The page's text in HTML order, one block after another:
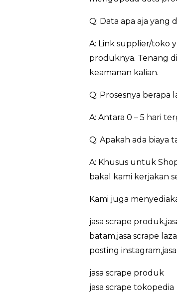
Q: Data apa aja yang
A: Link supplier/toko
produknya. Tenang
keamanan kalian.
Q: Prosesnya berapa
A: Antara 0 – 5 hari
Q: Apakah ada biaya
A: Khusus untuk
bakal kami kerjakan
Kami juga
jasa scrape
batam,jasa scrape
posting
jasa scrape produk
jasa scrape tokopedia